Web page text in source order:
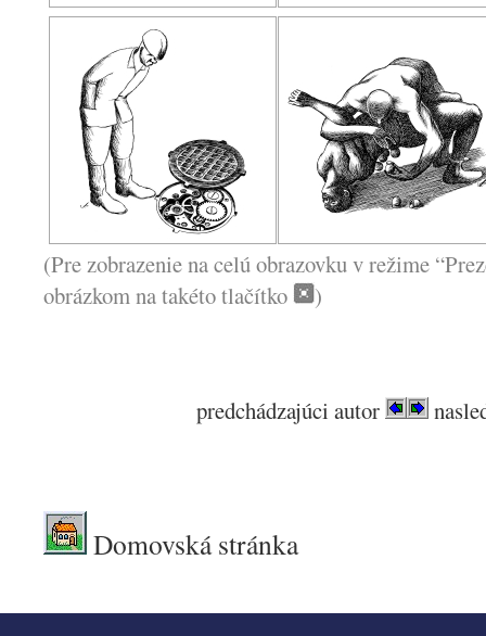
(Pre zobrazenie na celú obrazovku v režime
obrázkom na takéto tlačítko
)
predchádzajúci autor
Domovská stránka